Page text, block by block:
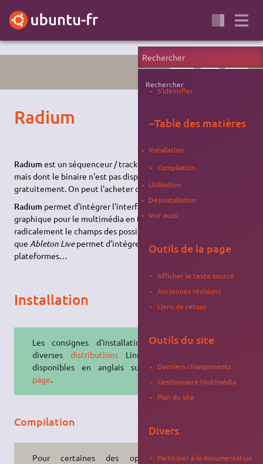
NOBLE MAO AUDIO
Radium
Radiumest un séquenceur / tracker / studio modulaire libre,
mais dont le binaire n'est pas disponible directement
gratuitement. On peut l'acheter ou le compiler.
Radium permet d'intégrer l'interface de programmation
graphique pour le multimédia en temps réel
radicalement le champs des possibilités - de la même manière
que Ableton Livepermet d'intégrer Max MSP
sur d'autres
plateformes…
Installation
Les consignes d'installation pour
diverses distributionsLinux sont
disponibles en anglais sur cette
page.
Compilation
Pour certaines des opérations
Rechercher
S'identifier
−Table des matières
Installation
Compilation
Utilisation
Désinstallation
Voir aussi
Outils de la page
Afficher le texte source
Anciennes révisions
Liens de retour
Outils du site
Derniers changements
Gestionnaire Multimédia
Plan du site
Divers
Participer à la documentation